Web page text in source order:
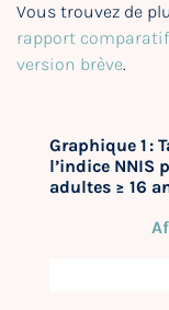
Vous trouvez de
rapport
version brève.
Graphique 1 :
l’indice NNIS
adultes ≥ 16